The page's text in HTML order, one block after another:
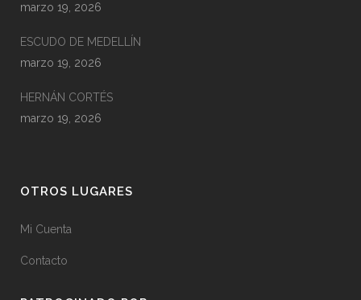
marzo 19, 2026
ESCUDO DE MEDELLÍN
marzo 19, 2026
HERNÁN CORTÉS
marzo 19, 2026
OTROS LUGARES
Mi Cuenta
Contacto